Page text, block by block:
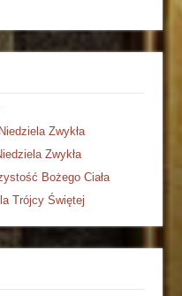
Zwykła
Zwykła
Bożego Ciała
Trójcy Świętej